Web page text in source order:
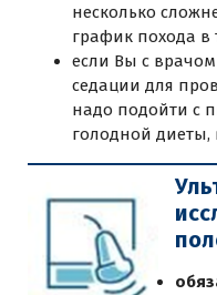
несколько
график похода в
если Вы с
седации для
надо подойти с
голодной диеты,